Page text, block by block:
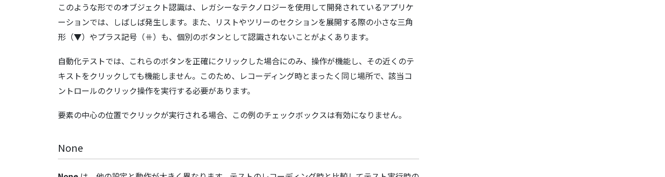
このような形でのオブジェクト認識は、レガシーなテクノロジーを使用して開発されているアプリケ
ーションでは、しばしば発生します。また、リストやツリーのセクションを展開する際の小さな三角
形（▼）やプラス記号（⧺）も、個別のボタンとして認識されないことがよくあります。
自動化テストでは、これらのボタンを正確にクリックした場合にのみ、操作が機能し、その近くのテ
キストをクリックしても機能しません。このため、レコーディング時とまったく同じ場所で、該当コ
ントロールのクリック操作を実行する必要があります。
要素の中心の位置でクリックが実行される場合、この例のチェックボックスは有効になりません。
None